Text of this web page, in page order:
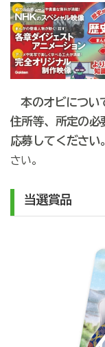
本のオビについ
住所等、所定の必
応募してください
さい。
当選賞品